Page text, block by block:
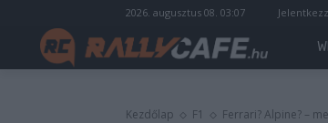
2026. augusztus 08. 03:07
Kezdőlap F1 Ferrari? Alpine? –